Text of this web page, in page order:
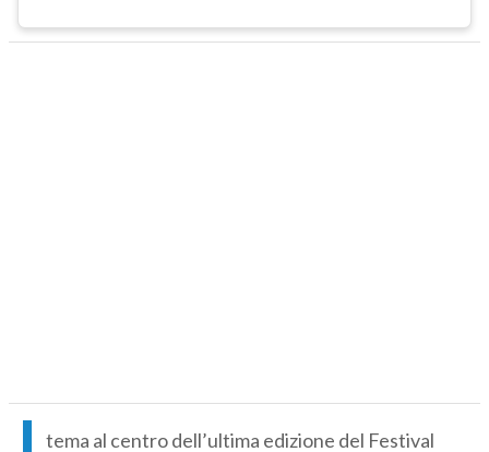
tema al centro dell’ultima edizione del Festival